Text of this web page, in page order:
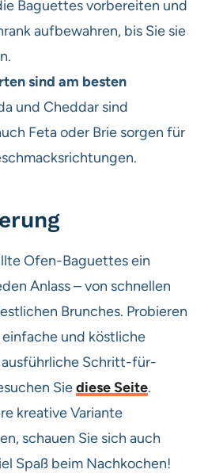
Baguettes vorbereiten und
aufbewahren, bis Sie sie
sind am besten
und Cheddar sind
Feta oder Brie sorgen für
Ofen-Baguettes ein
Anlass – von schnellen
Brunches. Probieren
und köstliche
ausführliche Schritt-für-
Siediese Seite.
kreative Variante
schauen Sie sich auch
Spaß beim Nachkochen!